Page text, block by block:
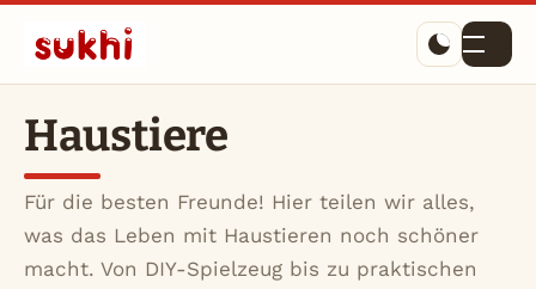
Menü
Haustiere
Für die besten Freunde! Hier teilen wir alles,
was das Leben mit Haustieren noch schöner
macht. Von DIY-Spielzeug bis zu praktischen